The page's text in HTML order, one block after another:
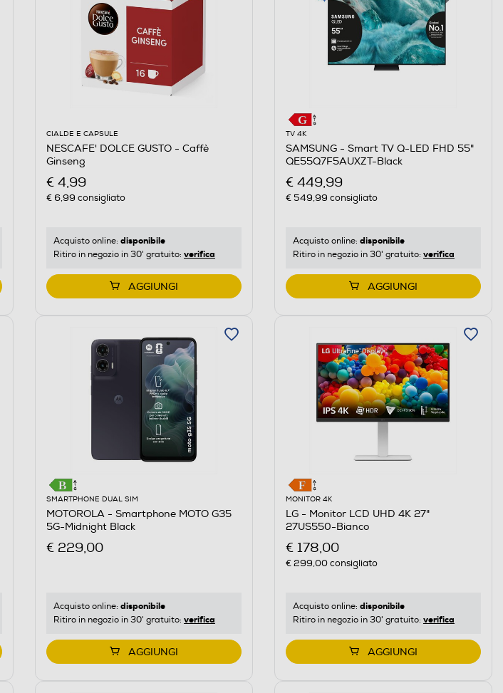
CIALDE E CAPSULE
NESCAFE' DOLCE GUSTO - Caffè
Ginseng
€ 4,99
€ 6,99 consigliato
Acquisto online: disponibile
Ritiro in negozio in 30' gratuito: verifica
AGGIUNGI
TV 4K
SAMSUNG - Smart TV Q-LED FHD 55"
QE55Q7F5AUXZT-Black
€ 449,99
€ 549,99 consigliato
Acquisto online: disponibile
Ritiro in negozio in 30' gratuito: verifica
AGGIUNGI
SMARTPHONE DUAL SIM
MOTOROLA - Smartphone MOTO G35
5G-Midnight Black
€ 229,00
Acquisto online: disponibile
Ritiro in negozio in 30' gratuito: verifica
AGGIUNGI
MONITOR 4K
LG - Monitor LCD UHD 4K 27"
27US550-Bianco
€ 178,00
€ 299,00consigliato
Acquisto online: disponibile
Ritiro in negozio in 30' gratuito: verifica
AGGIUNGI